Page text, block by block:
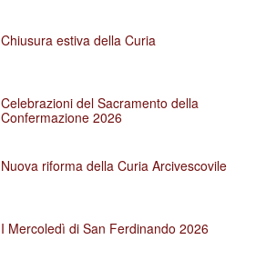
Chiusura estiva della Curia
Celebrazioni del Sacramento della
Confermazione 2026
Nuova riforma della Curia Arcivescovile
I Mercoledì di San Ferdinando 2026